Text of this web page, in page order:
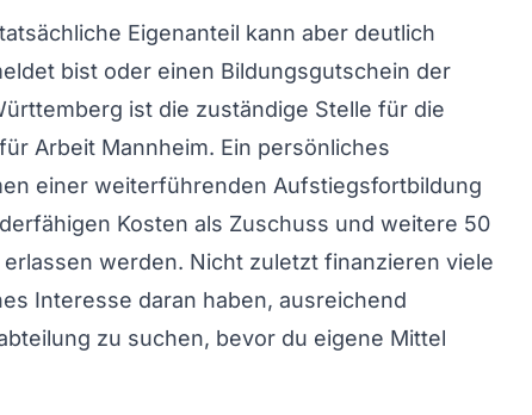
Eigenanteil kann aber deutlich
bist oder einen Bildungsgutschein der
ist die zuständige Stelle für die
Arbeit Mannheim. Ein persönliches
einer weiterführenden Aufstiegsfortbildung
Kosten als Zuschuss und weitere 50
werden. Nicht zuletzt finanzieren viele
Interesse daran haben, ausreichend
zu suchen, bevor du eigene Mittel